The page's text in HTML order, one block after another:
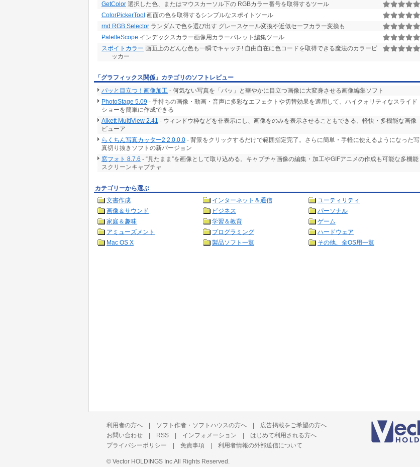
GetColor 選択した色、またはマウスカーソル下の RGBカラー番号を取得するツール
ColorPickerTool 画面の色を取得するシンプルなスポイトツール
rnd RGB Selector ランダムで色を選び出す グレースケール変換や近似セーフカラー変換も
PaletteScope インデックスカラー画像用カラーパレット編集ツール
スポイトカラー 画面上のどんな色も一瞬でキャッチ! 自由自在に色コードを取得できる魔法のカラーピ
ッカー
「グラフィックス関係」カテゴリのソフトレビュー
パッと目立つ！画像加工 - 何気ない写真を「パッ」と華やかに目立つ画像に大変身させる画像編集ソフト
PhotoStage 5.09 - 手持ちの画像・動画・音声に多彩なエフェクトや切替効果を適用して、ハイクォリティなスライド
ショーを簡単に作成できる
Alkett MultiView 2.41 - ウィンドウ枠などを非表示にし、画像をのみを表示させることもできる、軽快・多機能な画像
ビューア
らくちん写真カッター2 2.0.0.0 - 背景をクリックするだけで範囲指定完了。さらに簡単・手軽に使えるようになった写
真切り抜きソフトの新バージョン
窓フォト 8.7.6 - “見たまま”を画像として取り込める。キャプチャ画像の編集・加工やGIFアニメの作成も可能な多機能
スクリーンキャプチャ
カテゴリーから選ぶ
文書作成
インターネット＆通信
ユーティリティ
画像＆サウンド
ビジネス
パーソナル
家庭＆趣味
学習＆教育
ゲーム
アミューズメント
プログラミング
ハードウェア
Mac OS X
製品ソフト一覧 その他、全OS用一覧
利用者の方へ ソフト作者・ソフトハウスの方へ
広告掲載をご希望の方へ
お問い合わせ
RSS インフォメーション
はじめて利用される方へ
プライバシーポリシー
免責事項 利用者情報の外部送信について
© Vector HOLDINGS Inc.All Rights Reserved.